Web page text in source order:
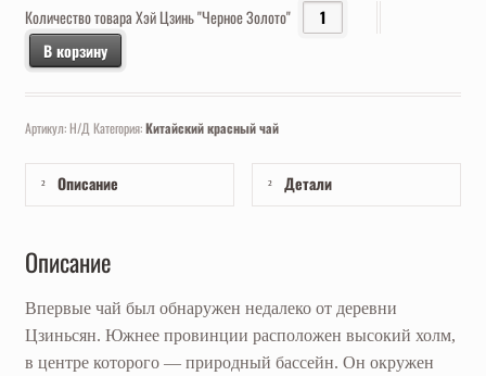
Количество товара Хэй Цзинь "Черное Золото"
В корзину
Артикул:Н/Д Категория:Китайский красный чай
Описание Детали
Описание
Впервые чай был обнаружен недалеко от деревни
Цзиньсян. Южнее провинции расположен высокий холм,
в центре которого — природный бассейн. Он окружен